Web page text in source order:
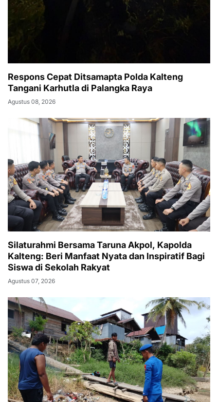
Respons Cepat Ditsamapta Polda Kalteng
Tangani Karhutla di Palangka Raya
Agustus 08, 2026
Silaturahmi Bersama Taruna Akpol, Kapolda
Kalteng: Beri Manfaat Nyata dan Inspiratif Bagi
Siswa di Sekolah Rakyat
Agustus 07, 2026